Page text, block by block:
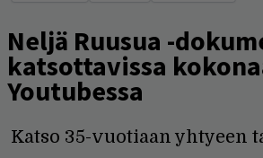
Neljä Ruusua -
katsottavissa
Youtubessa
Katso 35-vuotiaan yhtyeen